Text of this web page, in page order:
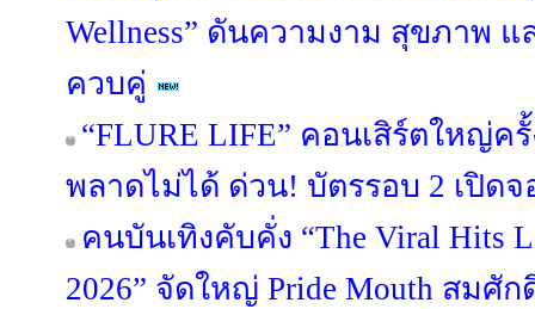
Wellness” ดันความงาม สุขภาพ
ควบคู่
“FLURE LIFE” คอนเสิร์ตใหญ่
พลาดไม่ได้ ด่วน! บัตรรอบ 2 เปิดจ
คนบันเทิงคับคั่ง “The Viral Hits
2026” จัดใหญ่ Pride Mouth สมศั